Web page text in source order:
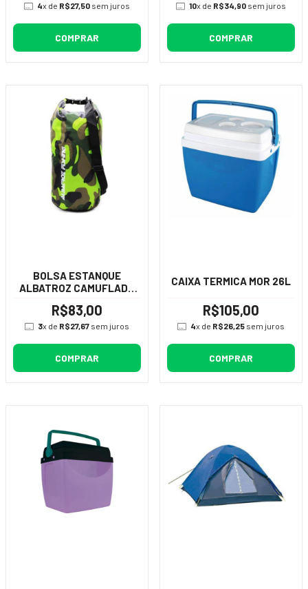
4x de R$27,50 sem juros
COMPRAR
10x de R$34,90 sem juros
COMPRAR
BOLSA ESTANQUE
ALBATROZ CAMUFLADO
R$83,00
3x de R$27,67 sem juros
COMPRAR
CAIXA TERMICA MOR 26L
R$105,00
4x de R$26,25 sem juros
COMPRAR